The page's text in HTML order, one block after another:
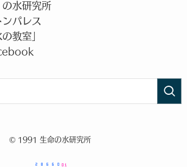
水研究所
パレス
教室」
© 1991 生命の水研究所